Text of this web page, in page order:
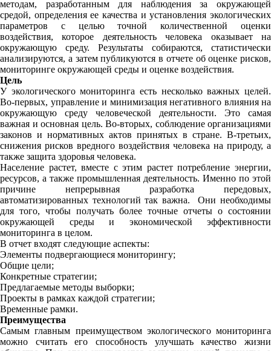
методам, разработанным для наблюдения за окружающей
средой, определения ее качества и установления экологических
параметров с целью точной количественной оценки
воздействия, которое деятельность человека оказывает на
окружающую среду. Результаты собираются, статистически
анализируются, а затем публикуются в отчете об оценке рисков,
мониторинге окружающей среды и оценке воздействия.
Цель
У экологического мониторинга есть несколько важных целей.
Во-первых, управление и минимизация негативного влияния на
окружающую среду человеческой деятельности. Это самая
важная и основная цель. Во-вторых, соблюдение организациями
законов и нормативных актов принятых в стране. В-третьих,
снижения рисков вредного воздействия человека на природу, а
также защита здоровья человека.
Население растет, вместе с этим растет потребление энергии,
ресурсов, а также промышленная деятельность. Именно по этой
причине непрерывная разработка передовых,
автоматизированных технологий так важна. Они необходимы
для того, чтобы получать более точные отчеты о состоянии
окружающей среды и экономической эффективности
мониторинга в целом.
В отчет входят следующие аспекты:
Элементы подвергающиеся мониторингу;
Общие цели;
Конкретные стратегии;
Предлагаемые методы выборки;
Проекты в рамках каждой стратегии;
Временные рамки.
Преимущества
Самым главным преимуществом экологического мониторинга
можно считать его способность улучшать качество жизни